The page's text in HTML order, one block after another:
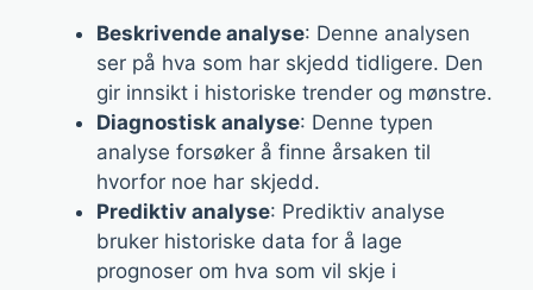
Beskrivende analyse: Denne analysen
ser på hva som har skjedd tidligere. Den
gir innsikt i historiske trender og mønstre.
Diagnostisk analyse: Denne typen
analyse forsøker å finne årsaken til
hvorfor noe har skjedd.
Prediktiv analyse: Prediktiv analyse
bruker historiske data for å lage
prognoser om hva som vil skje i